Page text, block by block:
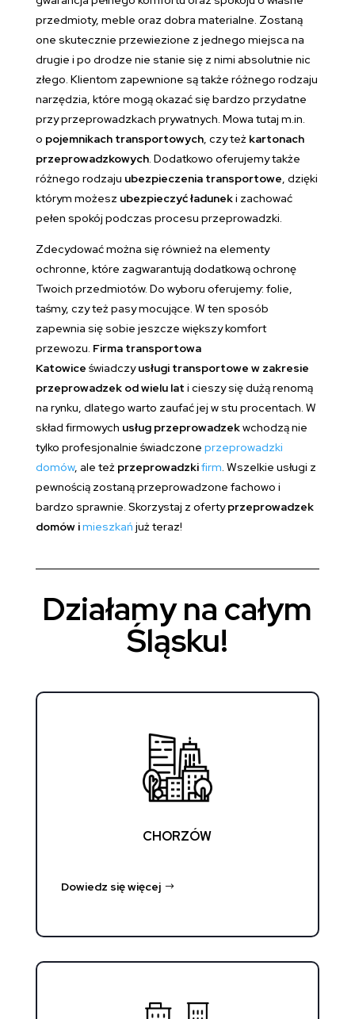
przedmioty, meble oraz dobra materialne. Zostaną
one skutecznie przewiezione z jednego miejsca na
drugie i po drodze nie stanie się z nimi absolutnie nic
złego. Klientom zapewnione są także różnego rodzaju
narzędzia, które mogą okazać się bardzo przydatne
przy przeprowadzkach prywatnych. Mowa tutaj m.in.
o pojemnikach transportowych, czy też kartonach
przeprowadzkowych. Dodatkowo oferujemy także
różnego rodzaju ubezpieczenia transportowe, dzięki
którym możesz ubezpieczyć ładuneki zachować
pełen spokój podczas procesu przeprowadzki.
Zdecydować można się również na elementy
ochronne, które zagwarantują dodatkową ochronę
Twoich przedmiotów. Do wyboru oferujemy: folie,
taśmy, czy też pasy mocujące. W ten sposób
zapewnia się sobie jeszcze większy komfort
przewozu. Firma transportowa
Katowice świadczy usługi transportowe w zakresie
przeprowadzek od wielu lat i cieszy się dużą renomą
na rynku, dlatego warto zaufać jej w stu procentach. W
skład firmowych usług przeprowadzekwchodzą nie
tylko profesjonalnie świadczone przeprowadzki
domów, ale też przeprowadzkifirm. Wszelkie usługi z
pewnością zostaną przeprowadzone fachowo i
bardzo sprawnie. Skorzystaj z oferty przeprowadzek
domów imieszkań już teraz!
Działamy na całym
Śląsku!
CHORZÓW
Dowiedz się więcej